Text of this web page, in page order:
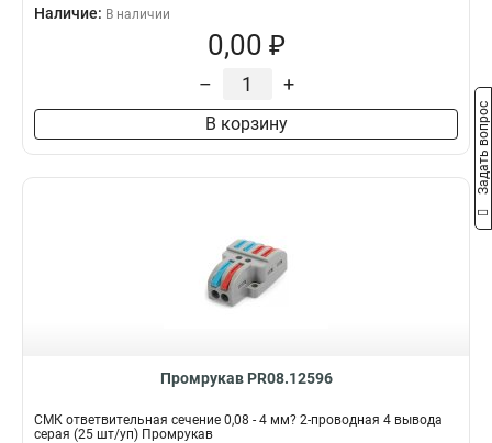
Наличие: В наличии
0,00 ₽
– +
В корзину
Промрукав PR08.12596
СМК ответвительная сечение 0,08 - 4 мм? 2-проводная 4 вывода
серая (25 шт/уп) Промрукав
Задать вопрос